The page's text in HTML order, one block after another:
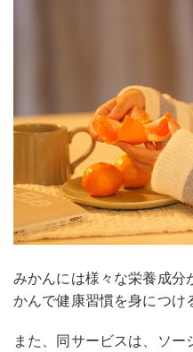
みかんには様々な栄養成分
かんで健康習慣を身につけ
また、同サービスは、ソ